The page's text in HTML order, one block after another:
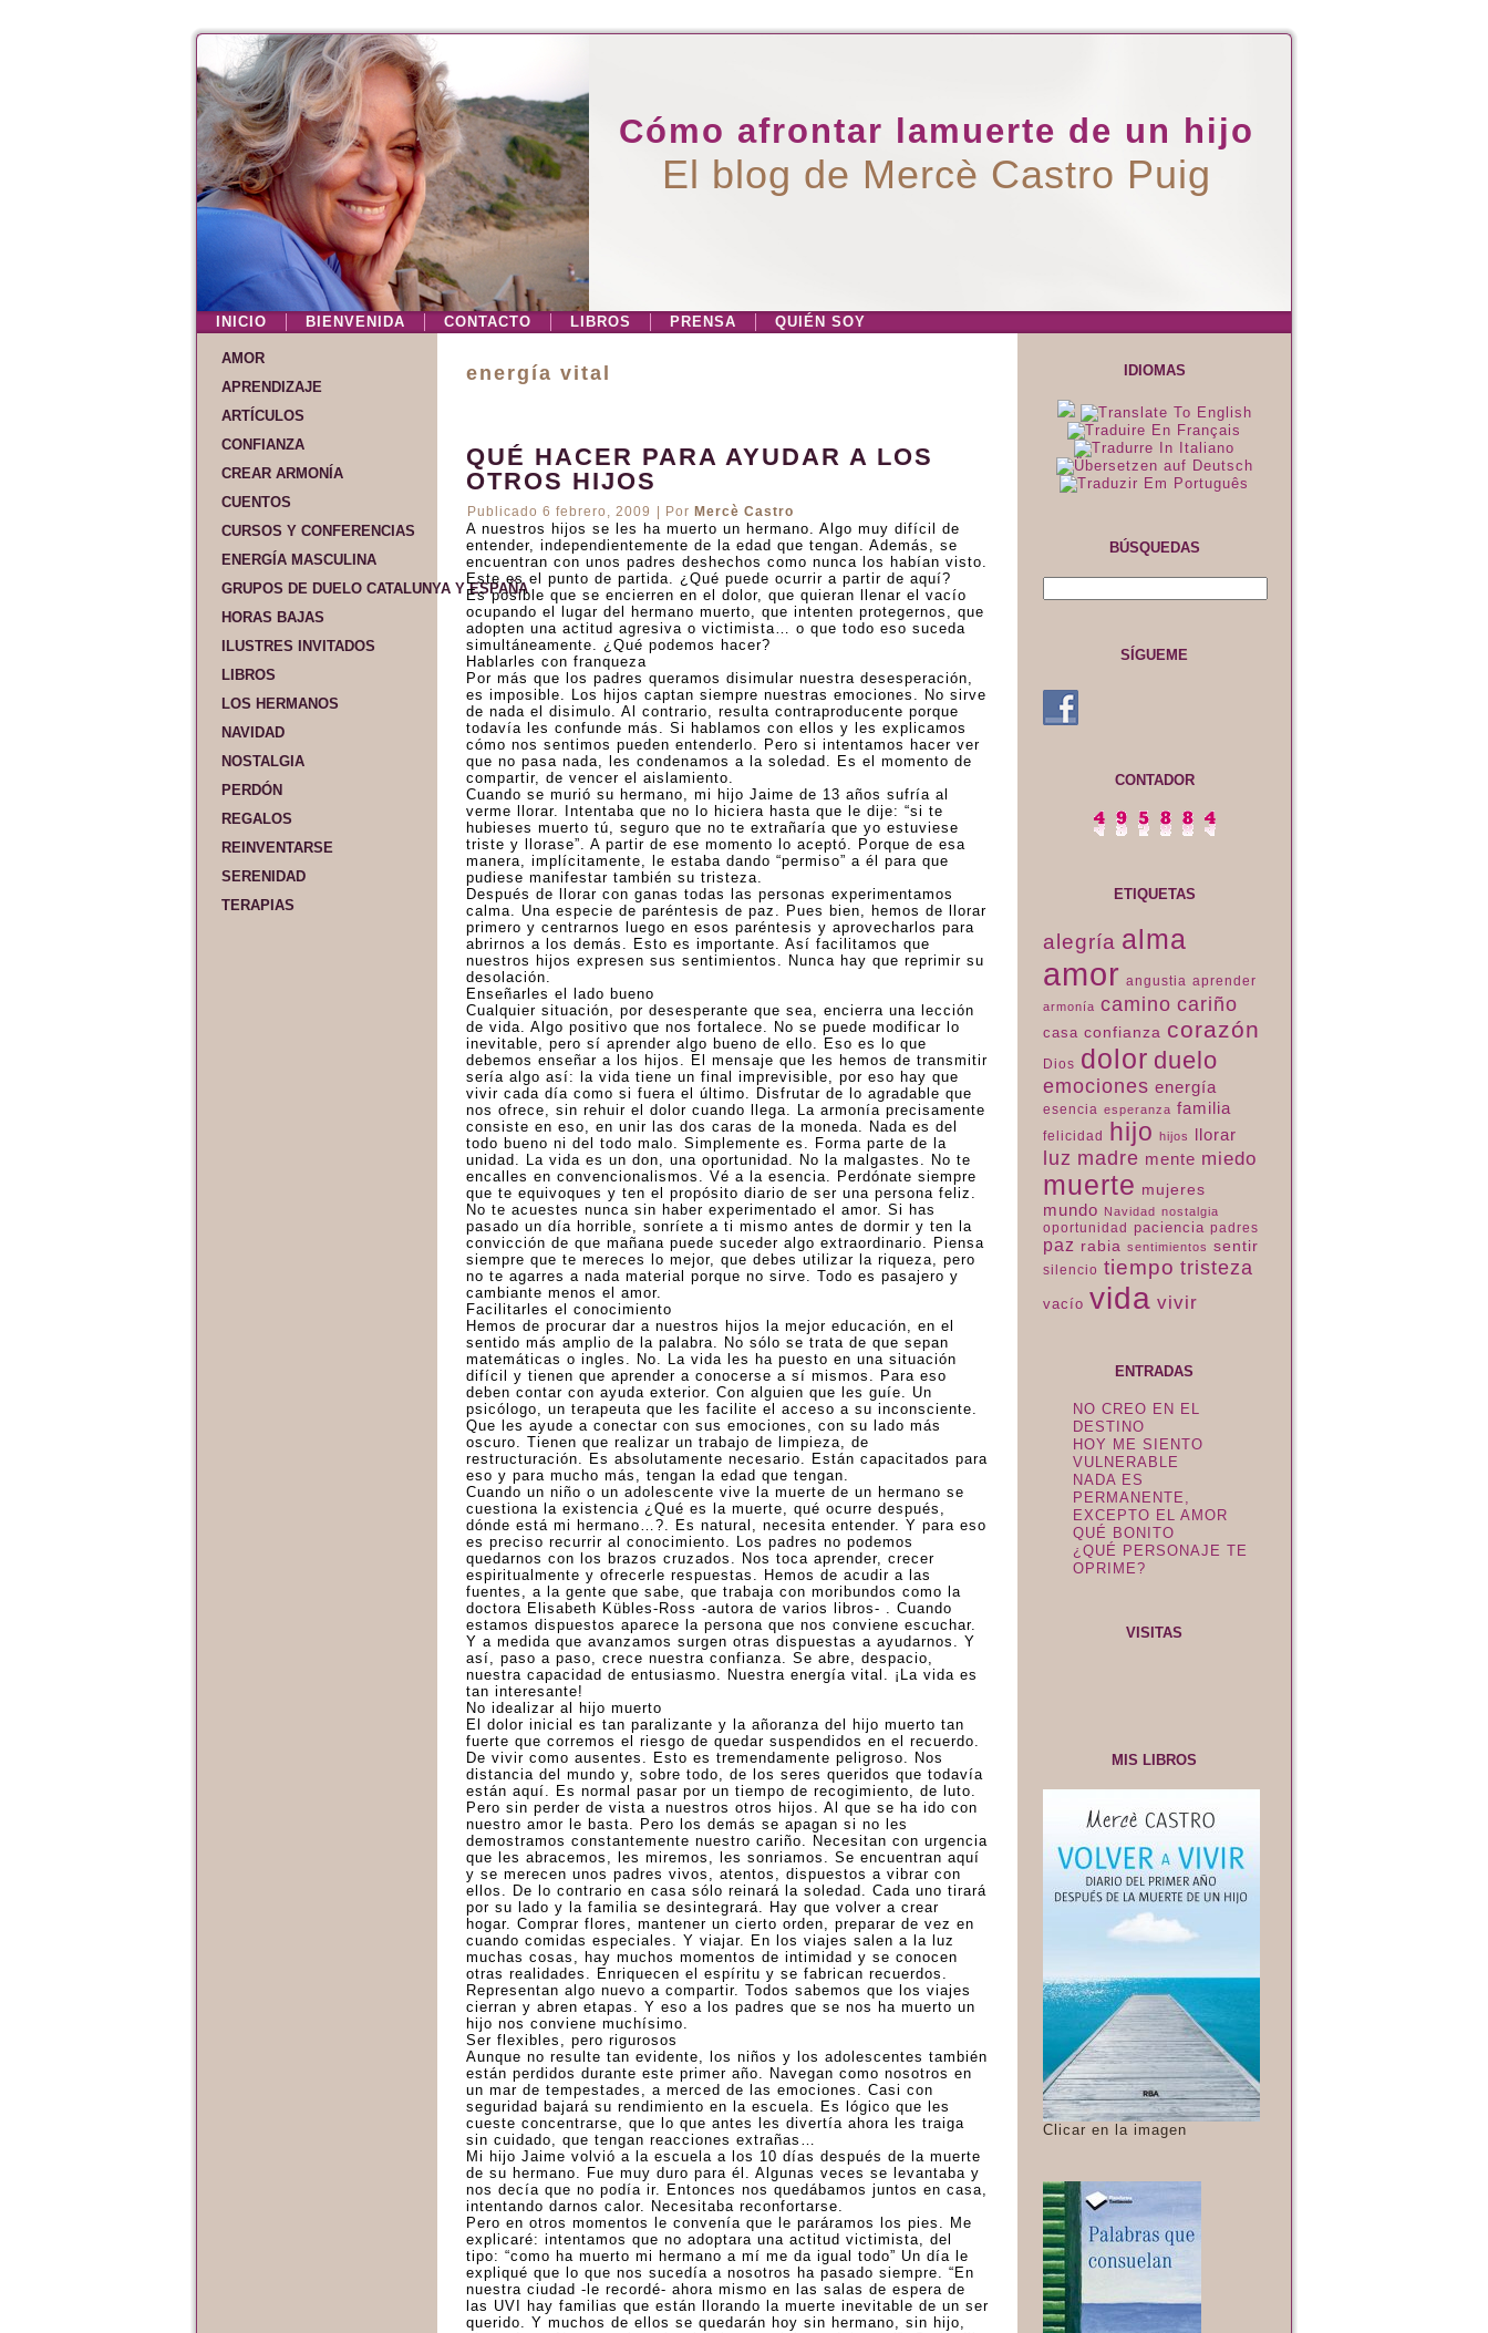
Cómo afrontar lamuerte de un hijo
El blog de Mercè Castro Puig
INICIO BIENVENIDA CONTACTO LIBROS PRENSA QUIÉN SOY
AMOR
APRENDIZAJE
ARTÍCULOS
CONFIANZA
CREAR ARMONÍA
CUENTOS
CURSOS Y CONFERENCIAS
ENERGÍA MASCULINA
GRUPOS DE DUELO CATALUNYA Y ESPAÑA
HORAS BAJAS
ILUSTRES INVITADOS
LIBROS
LOS HERMANOS
NAVIDAD
NOSTALGIA
PERDÓN
REGALOS
REINVENTARSE
SERENIDAD
TERAPIAS
energía vital
QUÉ HACER PARA AYUDAR A LOS
OTROS HIJOS
Publicado 6 febrero, 2009 Por Mercè Castro
A nuestros hijos se les ha muerto un hermano. Algo muy difícil de
entender, independientemente de la edad que tengan. Además, se
encuentran con unos padres deshechos como nunca los habían visto.
Este es el punto de partida. ¿Qué puede ocurrir a partir de aquí?
Es posible que se encierren en el dolor, que quieran llenar el vacío
ocupando el lugar del hermano muerto, que intenten protegernos, que
adopten una actitud agresiva o victimista… o que todo eso suceda
simultáneamente. ¿Qué podemos hacer?
Hablarles con franqueza
Por más que los padres queramos disimular nuestra desesperación,
es imposible. Los hijos captan siempre nuestras emociones. No sirve
de nada el disimulo. Al contrario, resulta contraproducente porque
todavía les confunde más. Si hablamos con ellos y les explicamos
cómo nos sentimos pueden entenderlo. Pero si intentamos hacer ver
que no pasa nada, les condenamos a la soledad. Es el momento de
compartir, de vencer el aislamiento.
Cuando se murió su hermano, mi hijo Jaime de 13 años sufría al
verme llorar. Intentaba que no lo hiciera hasta que le dije: “si te
hubieses muerto tú, seguro que no te extrañaría que yo estuviese
triste y llorase”. A partir de ese momento lo aceptó. Porque de esa
manera, implícitamente, le estaba dando “permiso” a él para que
pudiese manifestar también su tristeza.
Después de llorar con ganas todas las personas experimentamos
calma. Una especie de paréntesis de paz. Pues bien, hemos de llorar
primero y centrarnos luego en esos paréntesis y aprovecharlos para
abrirnos a los demás. Esto es importante. Así facilitamos que
nuestros hijos expresen sus sentimientos. Nunca hay que reprimir su
desolación.
Enseñarles el lado bueno
Cualquier situación, por desesperante que sea, encierra una lección
de vida. Algo positivo que nos fortalece. No se puede modificar lo
inevitable, pero sí aprender algo bueno de ello. Eso es lo que
debemos enseñar a los hijos. El mensaje que les hemos de transmitir
sería algo así: la vida tiene un final imprevisible, por eso hay que
vivir cada día como si fuera el último. Disfrutar de lo agradable que
nos ofrece, sin rehuir el dolor cuando llega. La armonía precisamente
consiste en eso, en unir las dos caras de la moneda. Nada es del
todo bueno ni del todo malo. Simplemente es. Forma parte de la
unidad. La vida es un don, una oportunidad. No la malgastes. No te
encalles en convencionalismos. Vé a la esencia. Perdónate siempre
que te equivoques y ten el propósito diario de ser una persona feliz.
No te acuestes nunca sin haber experimentado el amor. Si has
pasado un día horrible, sonríete a ti mismo antes de dormir y ten la
convicción de que mañana puede suceder algo extraordinario. Piensa
siempre que te mereces lo mejor, que debes utilizar la riqueza, pero
no te agarres a nada material porque no sirve. Todo es pasajero y
cambiante menos el amor.
Facilitarles el conocimiento
Hemos de procurar dar a nuestros hijos la mejor educación, en el
sentido más amplio de la palabra. No sólo se trata de que sepan
matemáticas o ingles. No. La vida les ha puesto en una situación
difícil y tienen que aprender a conocerse a sí mismos. Para eso
deben contar con ayuda exterior. Con alguien que les guíe. Un
psicólogo, un terapeuta que les facilite el acceso a su inconsciente.
Que les ayude a conectar con sus emociones, con su lado más
oscuro. Tienen que realizar un trabajo de limpieza, de
restructuración. Es absolutamente necesario. Están capacitados para
eso y para mucho más, tengan la edad que tengan.
Cuando un niño o un adolescente vive la muerte de un hermano se
cuestiona la existencia ¿Qué es la muerte, qué ocurre después,
dónde está mi hermano…?. Es natural, necesita entender. Y para eso
es preciso recurrir al conocimiento. Los padres no podemos
quedarnos con los brazos cruzados. Nos toca aprender, crecer
espiritualmente y ofrecerle respuestas. Hemos de acudir a las
fuentes, a la gente que sabe, que trabaja con moribundos como la
doctora Elisabeth Kübles-Ross -autora de varios libros- . Cuando
estamos dispuestos aparece la persona que nos conviene escuchar.
Y a medida que avanzamos surgen otras dispuestas a ayudarnos. Y
así, paso a paso, crece nuestra confianza. Se abre, despacio,
nuestra capacidad de entusiasmo. Nuestra energía vital. ¡La vida es
tan interesante!
No idealizar al hijo muerto
El dolor inicial es tan paralizante y la añoranza del hijo muerto tan
fuerte que corremos el riesgo de quedar suspendidos en el recuerdo.
De vivir como ausentes. Esto es tremendamente peligroso. Nos
distancia del mundo y, sobre todo, de los seres queridos que todavía
están aquí. Es normal pasar por un tiempo de recogimiento, de luto.
Pero sin perder de vista a nuestros otros hijos. Al que se ha ido con
nuestro amor le basta. Pero los demás se apagan si no les
demostramos constantemente nuestro cariño. Necesitan con urgencia
que les abracemos, les miremos, les sonriamos. Se encuentran aquí
y se merecen unos padres vivos, atentos, dispuestos a vibrar con
ellos. De lo contrario en casa sólo reinará la soledad. Cada uno tirará
por su lado y la familia se desintegrará. Hay que volver a crear
hogar. Comprar flores, mantener un cierto orden, preparar de vez en
cuando comidas especiales. Y viajar. En los viajes salen a la luz
muchas cosas, hay muchos momentos de intimidad y se conocen
otras realidades. Enriquecen el espíritu y se fabrican recuerdos.
Representan algo nuevo a compartir. Todos sabemos que los viajes
cierran y abren etapas. Y eso a los padres que se nos ha muerto un
hijo nos conviene muchísimo.
Ser flexibles, pero rigurosos
Aunque no resulte tan evidente, los niños y los adolescentes también
están perdidos durante este primer año. Navegan como nosotros en
un mar de tempestades, a merced de las emociones. Casi con
seguridad bajará su rendimiento en la escuela. Es lógico que les
cueste concentrarse, que lo que antes les divertía ahora les traiga
sin cuidado, que tengan reacciones extrañas…
Mi hijo Jaime volvió a la escuela a los 10 días después de la muerte
de su hermano. Fue muy duro para él. Algunas veces se levantaba y
nos decía que no podía ir. Entonces nos quedábamos juntos en casa,
intentando darnos calor. Necesitaba reconfortarse.
Pero en otros momentos le convenía que le paráramos los pies. Me
explicaré: intentamos que no adoptara una actitud victimista, del
tipo: “como ha muerto mi hermano a mí me da igual todo” Un día le
expliqué que lo que nos sucedía a nosotros ha pasado siempre. “En
nuestra ciudad -le recordé- ahora mismo en las salas de espera de
las UVI hay familias que están llorando la muerte inevitable de un ser
querido. Y muchos de ellos se quedarán hoy sin hermano, sin hijo,
IDIOMAS
BÚSQUEDAS
SÍGUEME
CONTADOR
ETIQUETAS
alegría alma
amor angustia aprender
armonía camino cariño
casa confianza corazón
Dios dolor duelo
emociones energía
esencia esperanza familia
felicidad hijo hijos llorar
luz madre mente miedo
muerte mujeres
mundo Navidad nostalgia
oportunidad
paciencia padres
paz rabia sentimientos sentir
silencio tiempo tristeza
vacío vida vivir
ENTRADAS
NO CREO EN EL
DESTINO
HOY ME SIENTO
VULNERABLE
NADA ES
PERMANENTE,
EXCEPTO EL AMOR
QUÉ BONITO
¿QUÉ PERSONAJE TE
OPRIME?
VISITAS
MIS LIBROS
Clicar en la imagen